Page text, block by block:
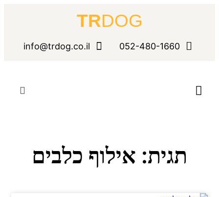
TRDOG
052-480-1660
info@trdog.co.il
תגית: אילוף כלבים